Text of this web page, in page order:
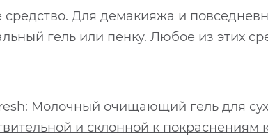
Для демакияжа и
гель или пенку. Любое из этих
Молочный очищающий гель для
и склонной к покраснениям